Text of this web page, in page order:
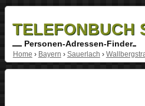
TELEFONBUCH
Personen-Adressen-Finder
Home › Bayern › Sauerlach ›